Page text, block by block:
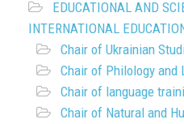
EDUCATIONAL AND
INTERNATIONAL
Chair of Ukrainian
Chair of Philology and
Chair of language
Chair of Natural and